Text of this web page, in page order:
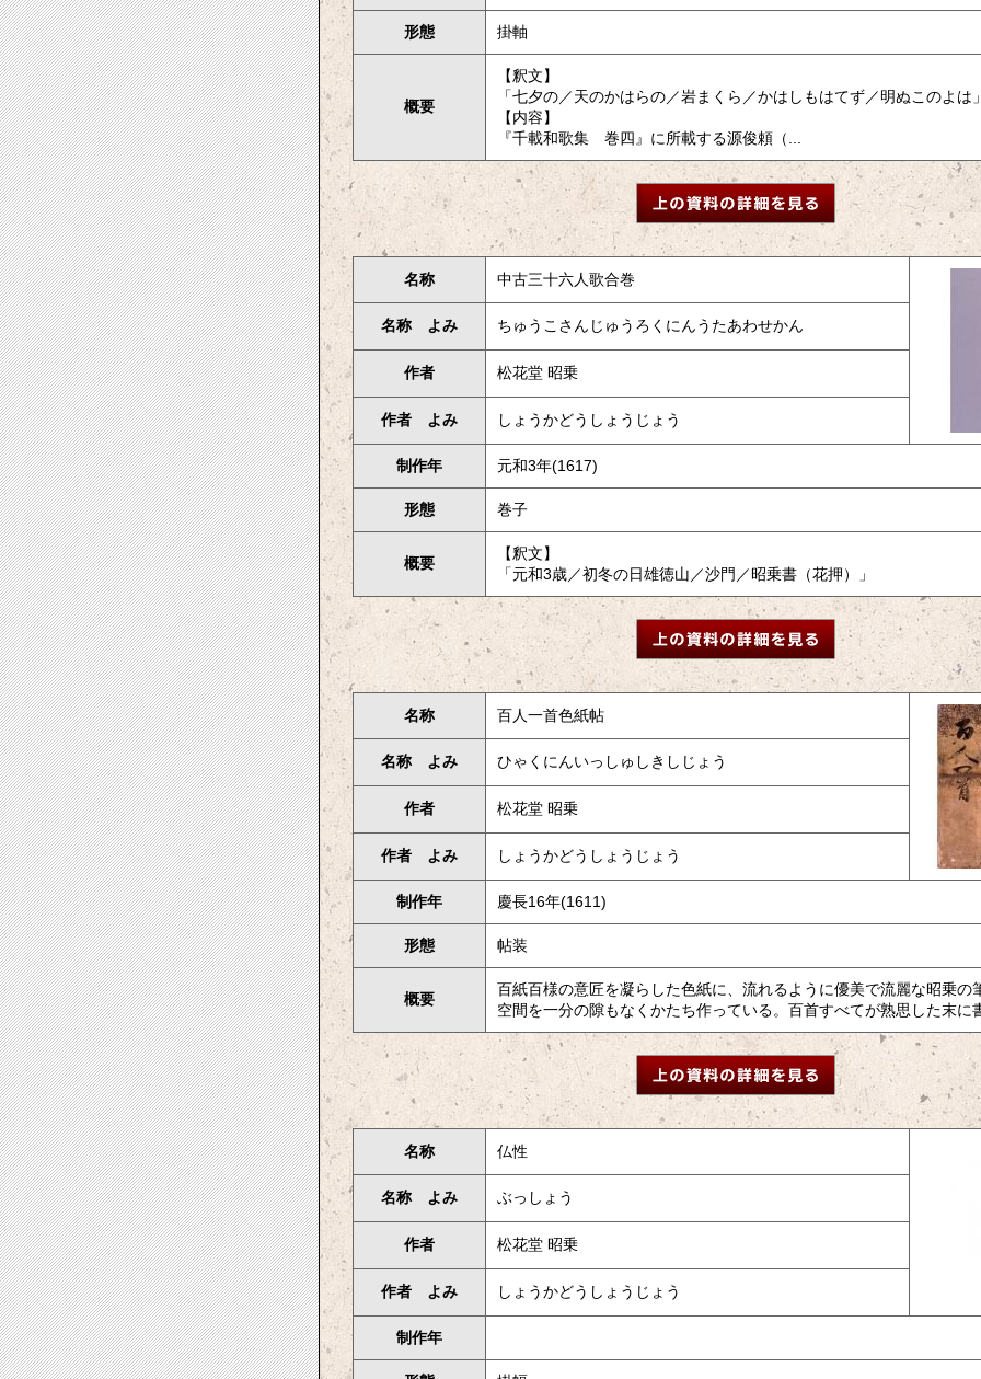
形態 掛軸
概要
【釈文】
「七夕の／天のかはらの／岩まくら／かはしもはてず／明ぬこのよは
【内容】
『千載和歌集 巻四』に所載する源俊頼（...
名称 中古三十六人歌合巻
名称 よみ ちゅうこさんじゅうろくにんうたあわせかん
作者 松花堂 昭乗
作者 よみ しょうかどうしょうじょう
制作年 元和3年(1617)
形態 巻子
概要
【釈文】
「元和3歳／初冬の日雄徳山／沙門／昭乗書（花押）」
名称 百人一首色紙帖
名称 よみ ひゃくにんいっしゅしきしじょう
作者 松花堂 昭乗
作者 よみ しょうかどうしょうじょう
制作年 慶長16年(1611)
形態 帖装
概要
百紙百様の意匠を凝らした色紙に、流れるように優美で流麗な昭乗の
空間を一分の隙もなくかたち作っている。百首すべてが熟思した末に
名称 仏性
名称 よみ ぶっしょう
作者 松花堂 昭乗
作者 よみ しょうかどうしょうじょう
制作年